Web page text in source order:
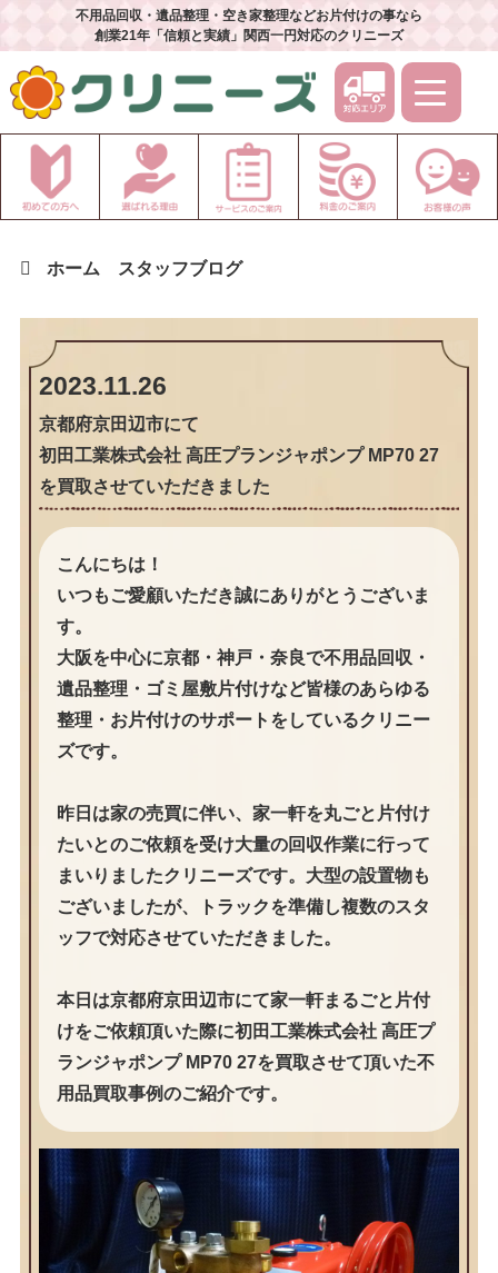
不用品回収・遺品整理・空き家整理などお片付けの事なら
創業21年「信頼と実績」関西一円対応のクリニーズ
ホーム スタッフブログ
2023.11.26
京都府京田辺市にて
初田工業株式会社 高圧プランジャポンプ MP70 27
を買取させていただきました
こんにちは！
いつもご愛顧いただき誠にありがとうございま
す。
大阪を中心に京都・神戸・奈良で不用品回収・
遺品整理・ゴミ屋敷片付けなど皆様のあらゆる
整理・お片付けのサポートをしているクリニー
ズです。
昨日は家の売買に伴い、家一軒を丸ごと片付け
たいとのご依頼を受け大量の回収作業に行って
まいりましたクリニーズです。大型の設置物も
ございましたが、トラックを準備し複数のスタ
ッフで対応させていただきました。
本日は京都府京田辺市にて家一軒まるごと片付
けをご依頼頂いた際に初田工業株式会社 高圧プ
ランジャポンプ MP70 27を買取させて頂いた不
用品買取事例のご紹介です。